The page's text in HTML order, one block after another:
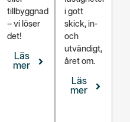
tillbyggnad
– vi löser
det!
Läs
mer
i gott
skick, in-
och
utvändigt,
året om.
Läs
mer